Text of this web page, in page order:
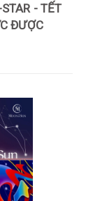
- TẾT
ĐƯỢC